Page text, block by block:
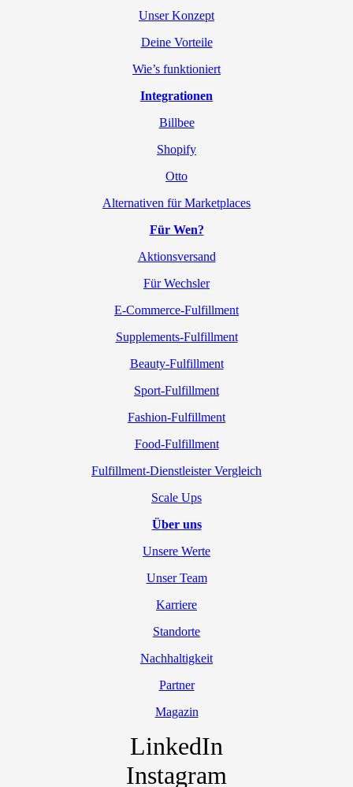
Unser Konzept
Deine Vorteile
Wie’s funktioniert
Integrationen
Billbee
Shopify
Otto
Alternativen für Marketplaces
Für Wen?
Aktionsversand
Für Wechsler
E-Commerce-Fulfillment
Supplements-Fulfillment
Beauty-Fulfillment
Sport-Fulfillment
Fashion-Fulfillment
Food-Fulfillment
Fulfillment-Dienstleister Vergleich
Scale Ups
Über uns
Unsere Werte
Unser Team
Karriere
Standorte
Nachhaltigkeit
Partner
Magazin
LinkedIn
Instagram